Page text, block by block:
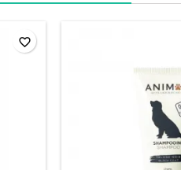
favorite_border